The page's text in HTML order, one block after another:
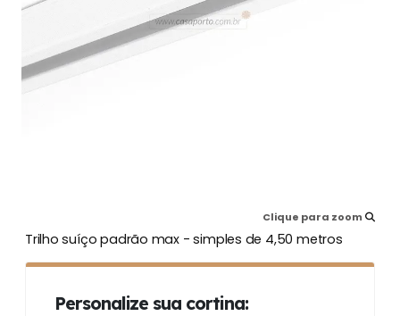
Clique para zoom
Trilho suíço padrão max - simples de 4,50 metros
Personalize sua cortina: